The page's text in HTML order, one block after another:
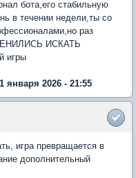
бота,его стабильную
в течении недели,ты со
раз
ИСКАТЬ
игры
января 2026 - 21:55
игра превращается в
дополнительный